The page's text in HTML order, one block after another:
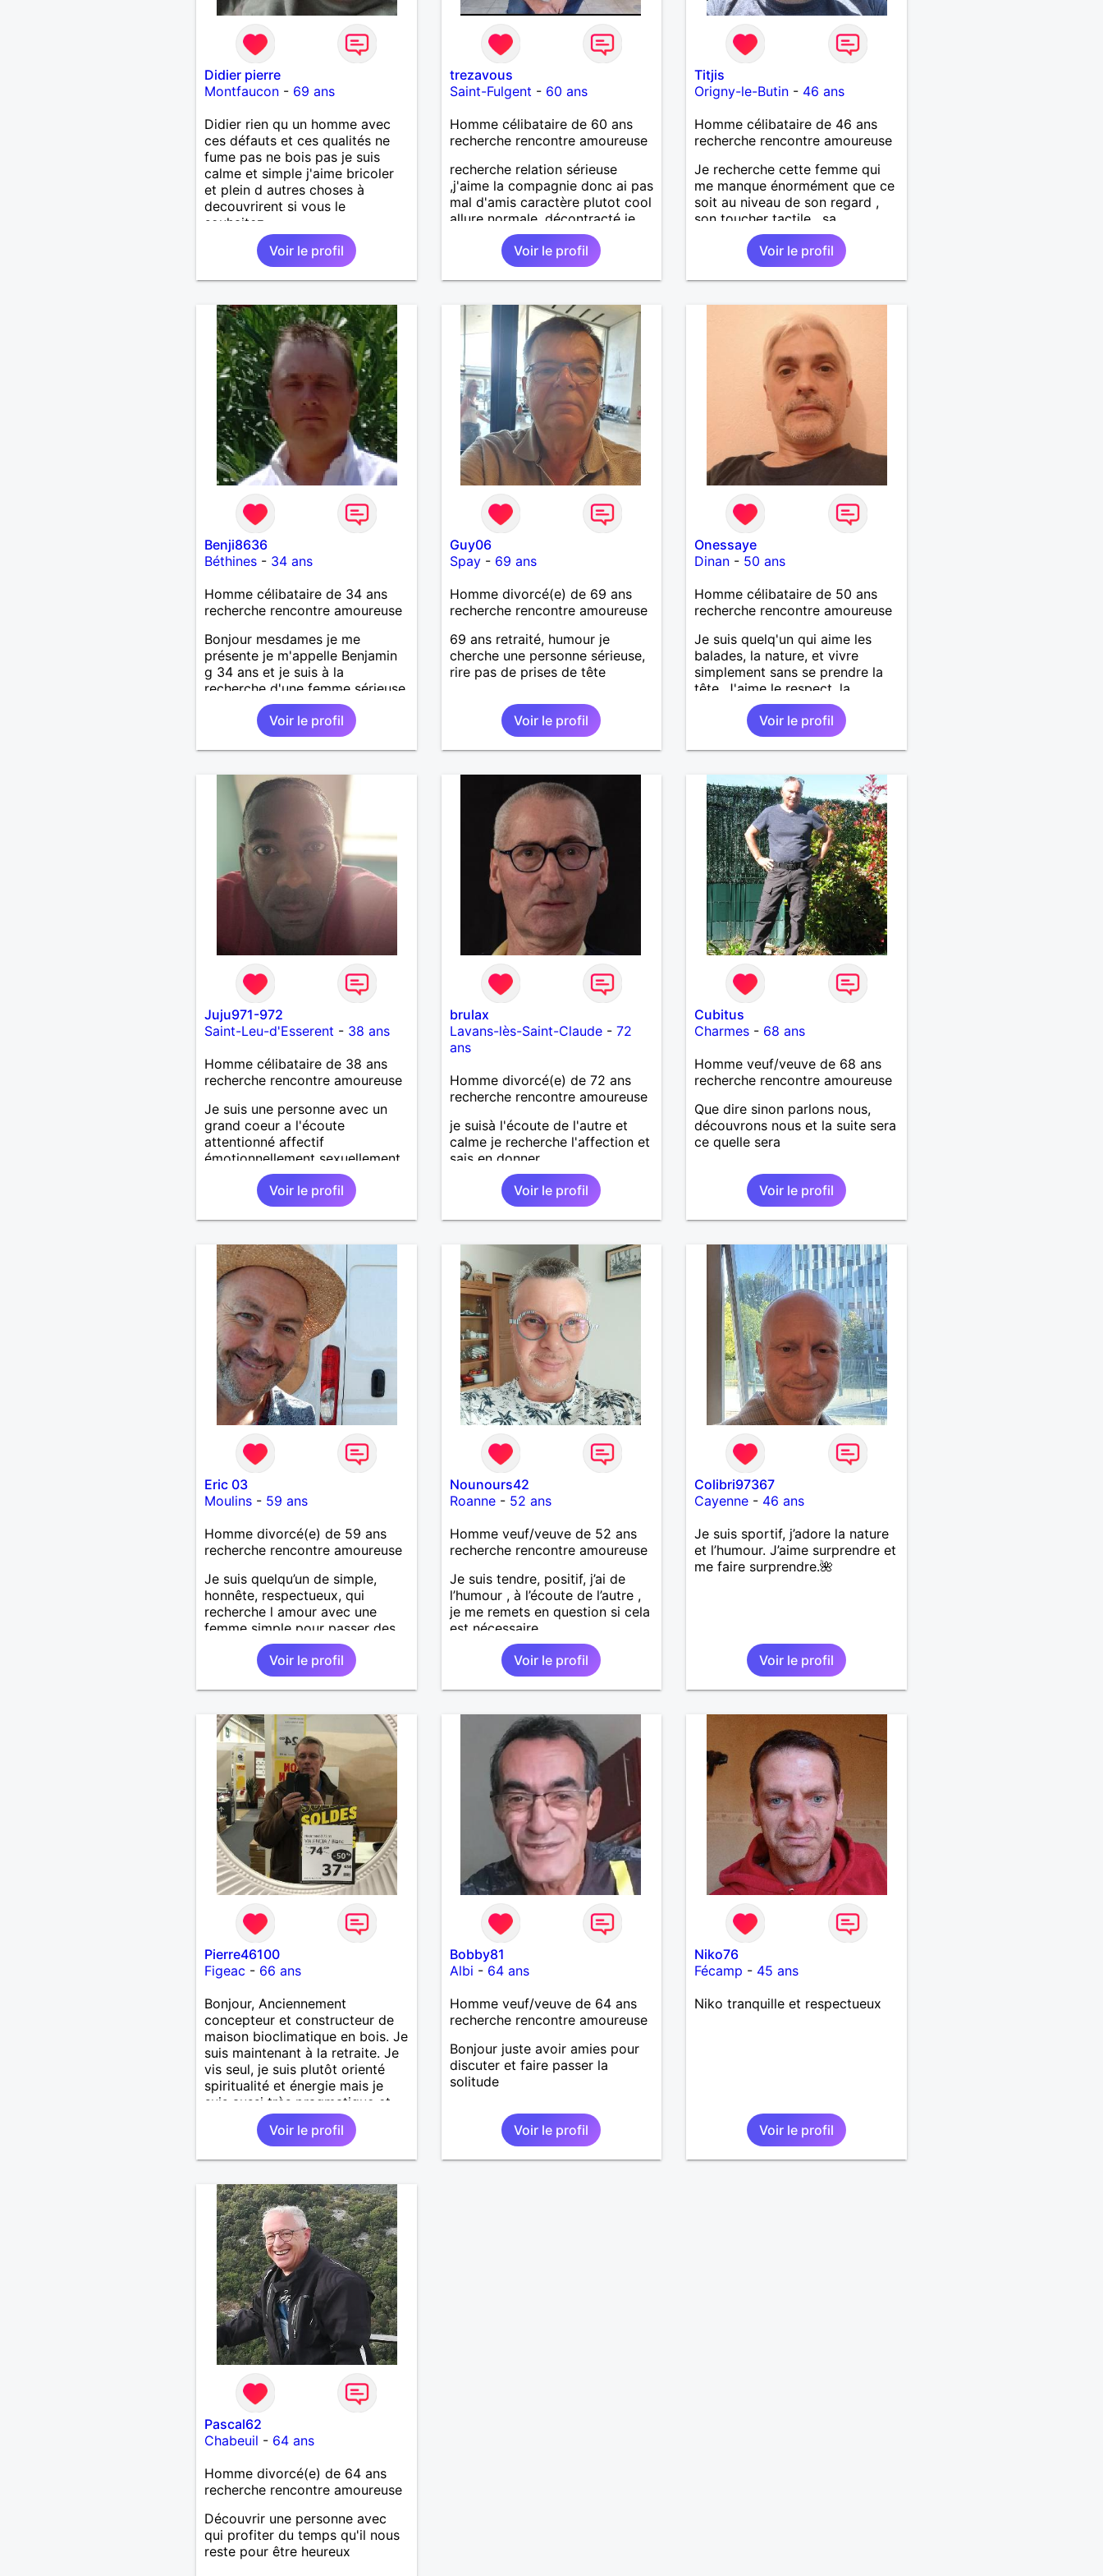
Didier pierre
Montfaucon- 69 ans
Didier rien qu un homme avec
ces défauts et ces qualités ne
fume pas ne bois pas je suis
calme et simple j'aime bricoler
et plein d autres choses à
decouvrirent si vous le
souhaitez
Voir le profil
trezavous
Saint-Fulgent - 60 ans
Homme célibataire de 60 ans
recherche rencontre amoureuse
recherche relation sérieuse
,j'aime la compagnie donc ai pas
mal d'amis caractère plutot cool
allure normale ,décontracté je
voudrais rencontrer une
personne aimant la nature
,bricolage ,quelqu'un de simple
et naturel à vos claviers
Voir le profil
Titjis
Origny-le-Butin - 46 ans
Homme célibataire de 46 ans
recherche rencontre amoureuse
Je recherche cette femme qui
me manque énormément que ce
soit au niveau de son regard ,
son toucher tactile , sa
simplicité , sa douceur bref tout
ces défauts et ses qualités pour
une relation pérenne
Voir le profil
Benji8636
Béthines- 34 ans
Homme célibataire de 34 ans
recherche rencontre amoureuse
Bonjour mesdames je me
présente je m'appelle Benjamin
g 34 ans et je suis à la
recherche d'une femme sérieuse
attentionné
Voir le profil
Guy06
Spay- 69 ans
Homme divorcé(e) de 69 ans
recherche rencontre amoureuse
69 ans retraité, humour je
cherche une personne sérieuse,
rire pas de prises de tête
Voir le profil
Onessaye
Dinan - 50 ans
Homme célibataire de 50 ans
recherche rencontre amoureuse
Je suis quelq'un qui aime les
balades, la nature, et vivre
simplement sans se prendre la
tête. J'aime le respect, la
sincérité et qu'on puisse
partager ensemble projet et un
bon bout de chemin, main dans
la main.
Voir le profil
Juju971-972
Saint-Leu-d'Esserent - 38 ans
Homme célibataire de 38 ans
recherche rencontre amoureuse
Je suis une personne avec un
grand coeur a l'écoute
attentionné affectif
émotionnellement sexuellement
joyeux drôle amusant a l'écoute
Voir le profil
brulax
Lavans-lès-Saint-Claude- 72
ans
Homme divorcé(e) de 72 ans
recherche rencontre amoureuse
je suisà l'écoute de l'autre et
calme je recherche l'affection et
sais en donner
Voir le profil
Cubitus
Charmes - 68 ans
Homme veuf/veuve de 68 ans
recherche rencontre amoureuse
Que dire sinon parlons nous,
découvrons nous et la suite sera
ce quelle sera
Voir le profil
Eric 03
Moulins- 59 ans
Homme divorcé(e) de 59 ans
recherche rencontre amoureuse
Je suis quelqu’un de simple,
honnête, respectueux, qui
recherche l amour avec une
femme simple pour passer des
moments agréables :discuter,
voyager, visiter d’autres pays
sans prise de tête.
Voir le profil
Nounours42
Roanne- 52 ans
Homme veuf/veuve de 52 ans
recherche rencontre amoureuse
Je suis tendre, positif, j’ai de
l’humour , à l’écoute de l’autre ,
je me remets en question si cela
est nécessaire.
Voir le profil
Colibri97367
Cayenne - 46 ans
Je suis sportif, j’adore la nature
et l’humour. J’aime surprendre et
me faire surprendre.🌺
Voir le profil
Pierre46100
Figeac - 66 ans
Bonjour, Anciennement
concepteur et constructeur de
maison bioclimatique en bois. Je
suis maintenant à la retraite. Je
vis seul, je suis plutôt orienté
spiritualité et énergie mais je
suis aussi très pragmatique et
un très bon bricoleur. J’aime la
douceur, la sensualité, le
partage . Je ne suis pas dans le
souhaite rencontrer une
personne pour partager,
expérimenté, découvrir
ensemble et se soutenir
mutuellement pour devenir le
meilleur de soi-même et
rayonner l'amour. Je vis
actuellement dans le Lot mais je
compte m'installer à nouveau à
l'ile de la Réunion avant la fin
2026. Pierre
Voir le profil
Bobby81
Albi - 64 ans
Homme veuf/veuve de 64 ans
recherche rencontre amoureuse
Bonjour juste avoir amies pour
discuter et faire passer la
solitude
Voir le profil
Niko76
Fécamp - 45 ans
Niko tranquille et respectueux
Voir le profil
Pascal62
Chabeuil - 64 ans
Homme divorcé(e) de 64 ans
recherche rencontre amoureuse
Découvrir une personne avec
qui profiter du temps qu'il nous
reste pour être heureux